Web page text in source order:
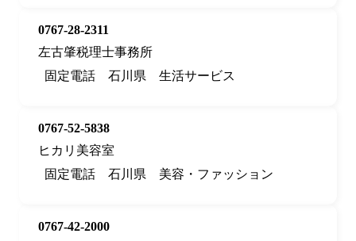
0767-28-2311
左古肇税理士事務所
固定電話
石川県 生活サービス
0767-52-5838
ヒカリ美容室
固定電話
石川県 美容・ファッション
0767-42-2000